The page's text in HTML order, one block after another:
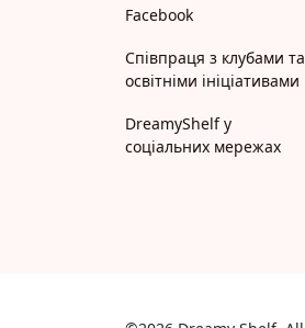
Facebook
Співпраця з клубами та
освітніми ініціативами
DreamyShelf у
соціальних мережах